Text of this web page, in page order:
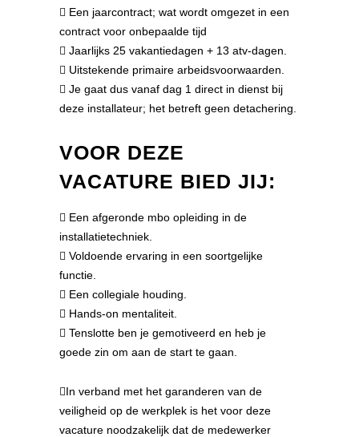
 Een jaarcontract; wat wordt omgezet in een
contract voor onbepaalde tijd
 Jaarlijks 25 vakantiedagen + 13 atv-dagen.
 Uitstekende primaire arbeidsvoorwaarden.
 Je gaat dus vanaf dag 1 direct in dienst bij
deze installateur; het betreft geen detachering.
VOOR DEZE
VACATURE BIED JIJ:
 Een afgeronde mbo opleiding in de
installatietechniek.
 Voldoende ervaring in een soortgelijke
functie.
 Een collegiale houding.
 Hands-on mentaliteit.
 Tenslotte ben je gemotiveerd en heb je
goede zin om aan de start te gaan.
In verband met het garanderen van de
veiligheid op de werkplek is het voor deze
vacature noodzakelijk dat de medewerker